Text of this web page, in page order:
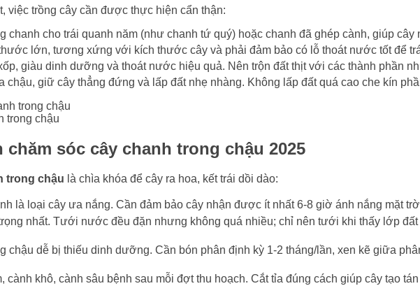
việc trồng cây cần được thực hiện cẩn thận:
chanh cho trái quanh năm (như chanh tứ quý) hoặc chanh đã ghép cành, giúp cây
lớn, tương xứng với kích thước cây và phải đảm bảo có lỗ thoát nước tốt để
giàu dinh dưỡng và thoát nước hiệu quả. Nên trộn đất thịt với các thành phần
chậu, giữ cây thẳng đứng và lấp đất nhẹ nhàng. Không lấp đất quá cao che kín
trong chậu
sóc cây chanh trong chậu 2025
trong chậu là chìa khóa để cây ra hoa, kết trái dồi dào:
là loại cây ưa nắng. Cần đảm bảo cây nhận được ít nhất 6-8 giờ ánh nắng mặt
nhất. Tưới nước đều đặn nhưng không quá nhiều; chỉ nên tưới khi thấy lớp
chậu dễ bị thiếu dinh dưỡng. Cần bón phân định kỳ 1-2 tháng/lần, xen kẽ giữa
cành khô, cành sâu bệnh sau mỗi đợt thu hoạch. Cắt tỉa đúng cách giúp cây tạo